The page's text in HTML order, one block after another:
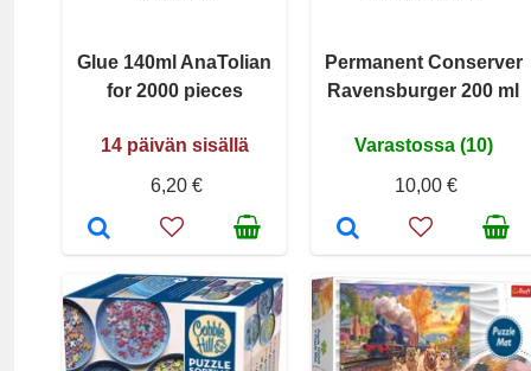
Glue 140ml AnaTolian
for 2000 pieces
14 päivän sisällä
6,20 €
Permanent Conserver
Ravensburger 200 ml
Varastossa (10)
10,00 €